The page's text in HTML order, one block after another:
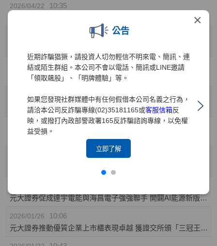
×
公告
近期詐騙猖獗，請投資人切勿輕信不明來電、簡訊、連
結或陌生群組。本公司不會以電話、簡訊或LINE邀請
「領取飆股」、「明牌體驗」等。
如果您發現社群媒體中有任何假借本公司名義之行為，
請洽本公司反詐騙專線(02)35181165或客服信箱反
映，或撥打內政部警政署165反詐騙諮詢專線，以免權
益受損。
立即了解
2026/04/22
10:35
2026/03/31
10:41
2026/03/27
10:41
金融科技與服務雙引擎 元大證券勇奪財訊六大獎、締造十一連霸
2026/03/02
15:15
元大權證開春好禮 月月抽88,000元禮券
元大證券促成達宇電能與海昌電子強強聯手 開闢AI能源新版圖 推動永續經營與傳承
2026/01/26
10:06
元大證券推動優質企業上市櫃表現卓越 獲證交所頒「三冠王」及櫃買中心肯定